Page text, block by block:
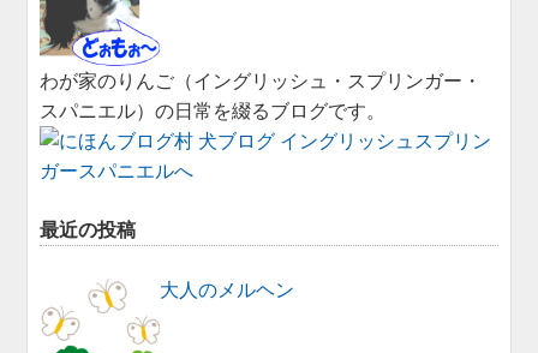
わが家のりんご（イングリッシュ・スプリンガー・
スパニエル）の日常を綴るブログです。
最近の投稿
大人のメルヘン